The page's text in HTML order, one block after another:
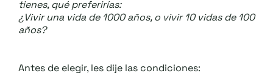
tienes, qué preferirías:
¿Vivir una vida de 1000 años, o vivir 10 vidas de 100
años?
Antes de elegir, les dije las condiciones: